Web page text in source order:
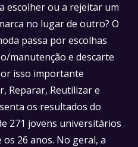
escolher ou a rejeitar um
no lugar de outro? O
passa por escolhas
manutenção e descarte
isso importante
Reparar, Reutilizar e
os resultados do
271 jovens universitários
26 anos. No geral, a